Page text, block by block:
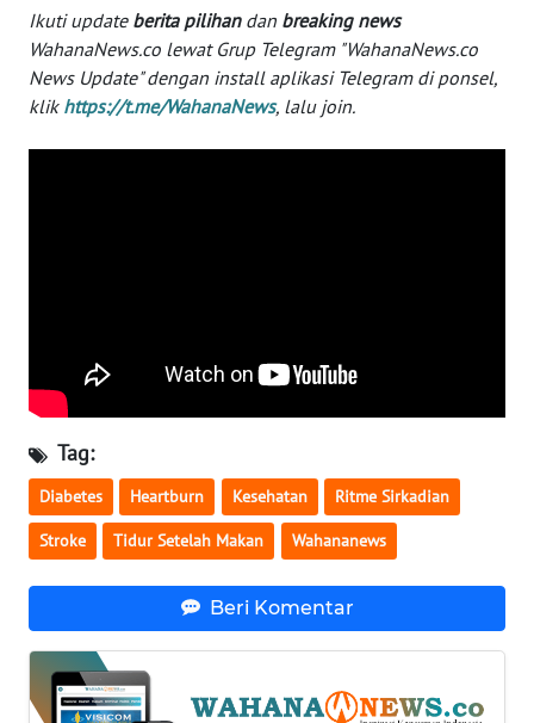
Ikuti update berita pilihandan breaking news
WahanaNews.co lewat Grup Telegram "WahanaNews.co
News Update" dengan install aplikasi Telegram di ponsel,
klik https://t.me/WahanaNews, lalu join.
Tag:
Diabetes Heartburn Kesehatan Ritme Sirkadian
Stroke Tidur Setelah Makan Wahananews
Beri Komentar
WN
SULTENG
WN
SUMSEL
WN
BENGKULU
JATENG